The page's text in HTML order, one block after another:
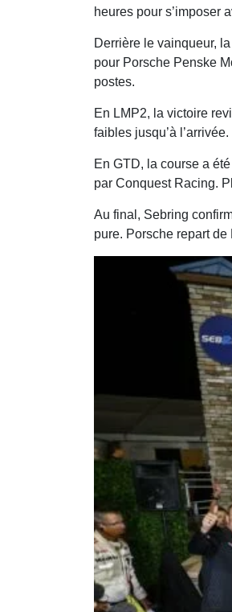
heures pour s’imposer
Derrière le vainqueur,
pour Porsche Penske
postes.
En LMP2, la victoire
faibles jusqu’à
En GTD, la course a
par Conquest Racing.
Au final, Sebring
pure. Porsche repart